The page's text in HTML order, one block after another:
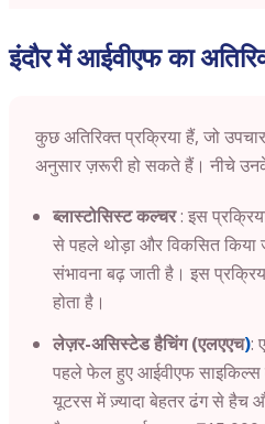
इंदौर में आईवीएफ का
कुछ अतिरिक्त प्रक्रिया हैं, जो
अनुसार ज़रूरी हो सकते हैं। नीचे उनके
ब्लास्टोसिस्ट कल्चर: इस
से पहले थोड़ा और विकसित
संभावना बढ़ जाती है। इस
होता है।
लेज़र-असिस्टेड हैचिंग (एलएएच):
पहले फेल हुए आईवीएफ साइकिल्स
यूटरस में ज़्यादा बेहतर ढंग से हैच